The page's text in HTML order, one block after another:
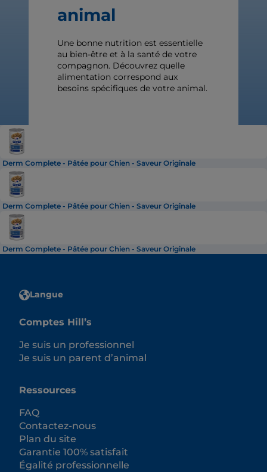
animal
Une bonne nutrition est essentielle
au bien-être et à la santé de votre
compagnon. Découvrez quelle
alimentation correspond aux
besoins spécifiques de votre animal.
Derm Complete - Pâtée pour Chien - Saveur Originale
Derm Complete - Pâtée pour Chien - Saveur Originale
Derm Complete - Pâtée pour Chien - Saveur Originale
Langue
Comptes Hill’s
Je suis un professionnel
Je suis un parent d’animal
Ressources
FAQ
Contactez-nous
Plan du site
Garantie 100% satisfait
Égalité professionnelle